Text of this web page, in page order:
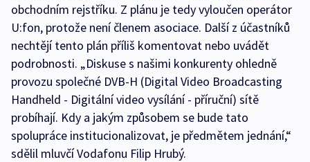
obchodním rejstříku. Z plánu je tedy vyloučen operátor
U:fon, protože není členem asociace. Další z účastníků
nechtějí tento plán příliš komentovat nebo uvádět
podrobnosti. „Diskuse s našimi konkurenty ohledně
provozu společné DVB-H (Digital Video Broadcasting
Handheld - Digitální video vysílání - příruční) sítě
probíhají. Kdy a jakým způsobem se bude tato
spolupráce institucionalizovat, je předmětem jednání,“
sdělil mluvčí Vodafonu Filip Hrubý.